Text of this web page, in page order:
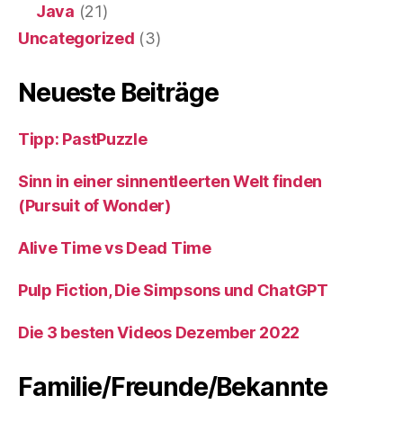
Java (21)
Uncategorized (3)
Neueste Beiträge
Tipp: PastPuzzle
Sinn in einer sinnentleerten Welt finden
(Pursuit of Wonder)
Alive Time vs Dead Time
Pulp Fiction, Die Simpsons und ChatGPT
Die 3 besten Videos Dezember 2022
Familie/Freunde/Bekannte